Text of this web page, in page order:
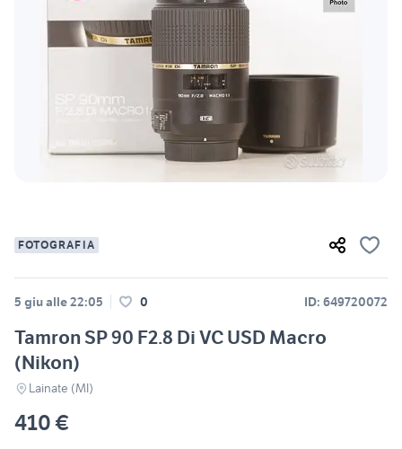
FOTOGRAFIA
5 giu alle 22:05 0 ID: 649720072
Tamron SP 90 F2.8 Di VC USD Macro
(Nikon)
Lainate (MI)
410 €